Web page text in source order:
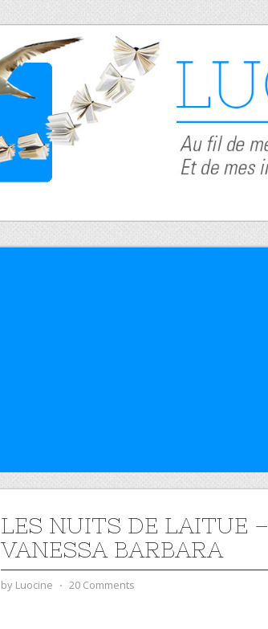
LES NUITS DE LAITUE –
VANESSA BARBARA
by Luocine ⋅ 20 Comments